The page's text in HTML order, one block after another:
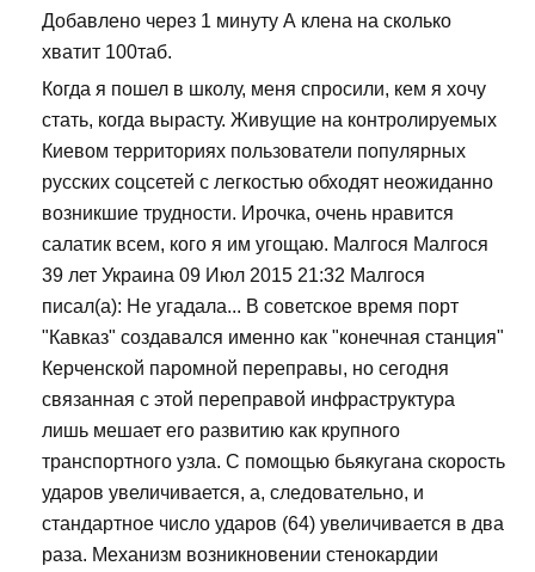
Добавлено через 1 минуту А клена на сколько
хватит 100таб.
Когда я пошел в школу, меня спросили, кем я хочу
стать, когда вырасту. Живущие на контролируемых
Киевом территориях пользователи популярных
русских соцсетей с легкостью обходят неожиданно
возникшие трудности. Ирочка, очень нравится
салатик всем, кого я им угощаю. Малгося Малгося
39 лет Украина 09 Июл 2015 21:32 Малгося
писал(а): Не угадала... В советское время порт
"Кавказ" создавался именно как "конечная станция"
Керченской паромной переправы, но сегодня
связанная с этой переправой инфраструктура
лишь мешает его развитию как крупного
транспортного узла. С помощью бьякугана скорость
ударов увеличивается, а, следовательно, и
стандартное число ударов (64) увеличивается в два
раза. Механизм возникновении стенокардии